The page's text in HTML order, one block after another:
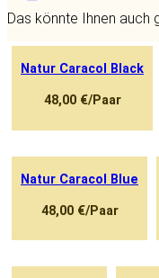
Das könnte Ihnen auch
Natur Caracol Black
48,00 €/Paar
Natur Caracol Blue
48,00 €/Paar